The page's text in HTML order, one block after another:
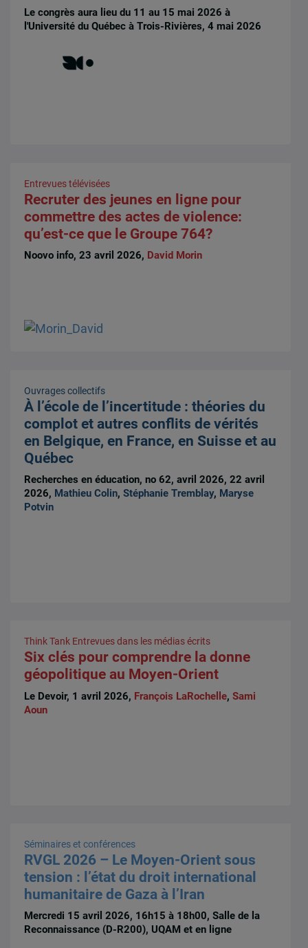
Le congrès aura lieu du 11 au 15 mai 2026 à
l'Université du Québec à Trois-Rivières, 4 mai 2026
Entrevues télévisées
Recruter des jeunes en ligne pour
commettre des actes de violence:
qu’est-ce que le Groupe 764?
Noovo info, 23 avril 2026, David Morin
Ouvrages collectifs
À l’école de l’incertitude : théories du
complot et autres conflits de vérités
en Belgique, en France, en Suisse et au
Québec
Recherches en éducation, no 62, avril 2026, 22 avril
2026, Mathieu Colin,Stéphanie Tremblay, Maryse
Potvin
Think Tank Entrevues dans les médias écrits
Six clés pour comprendre la donne
géopolitique au Moyen-Orient
Le Devoir, 1 avril 2026, François LaRochelle,Sami
Aoun
Séminaires et conférences
RVGL 2026 – Le Moyen-Orient sous
tension : l’état du droit international
humanitaire de Gaza à l’Iran
Mercredi 15 avril 2026, 16h15 à 18h00, Salle de la
Reconnaissance (D-R200), UQAM et en ligne